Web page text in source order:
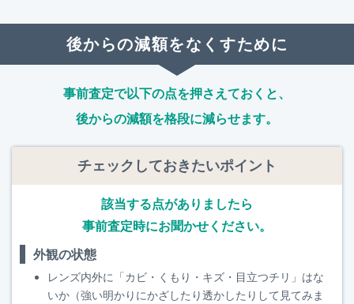
後からの減額をなくすために
事前査定で以下の点を押さえておくと、
後からの減額を格段に減らせます。
チェックしておきたいポイント
該当する点がありましたら
事前査定時にお聞かせください。
外観の状態
レンズ内外に「カビ・くもり・キズ・目立つチリ」はな
いか（強い明かりにかざしたり透かしたりして見てみま